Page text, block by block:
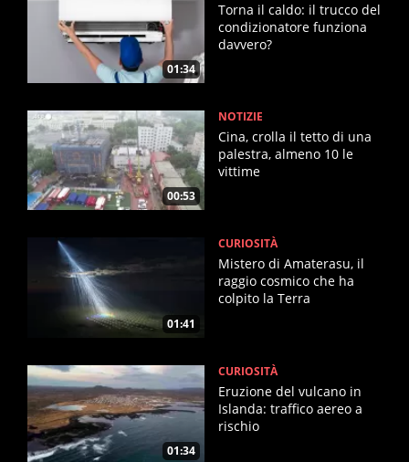
01:34
Torna il caldo: il trucco del
condizionatore funziona
davvero?
00:53
NOTIZIE
Cina, crolla il tetto di una
palestra, almeno 10 le
vittime
01:41
CURIOSITÀ
Mistero di Amaterasu, il
raggio cosmico che ha
colpito la Terra
01:34
CURIOSITÀ
Eruzione del vulcano in
Islanda: traffico aereo a
rischio